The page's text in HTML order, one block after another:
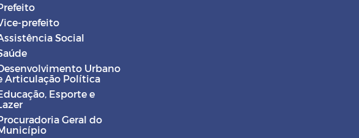
prefeito
Social
Urbano
Articulação Política
Esporte e
Geral do